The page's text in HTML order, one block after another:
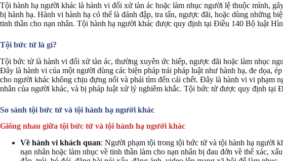
Tội hành hạ người khác là hành vi đối xử tàn ác hoặc làm nhục người lệ thuộc mình,
bị hành hạ. Hành vi hành hạ có thể là đánh đập, tra tấn, ngược đãi, hoặc dùng những
tinh thần cho nạn nhân. Tội hành hạ người khác được quy định tại Điều 140 Bộ luật
Tội bức tử là gì?
Tội bức tử là hành vi đối xử tàn ác, thường xuyên ức hiếp, ngược đãi hoặc làm nhục
Đây là hành vi của một người dùng các biện pháp trái pháp luật như hành hạ, đe dọa,
cho người khác không chịu đựng nổi và phải tìm đến cái chết. Đây là hành vi vi phạm
nhân của người khác, và bị pháp luật xử lý nghiêm khắc. Tội bức tử được quy định tại
So sánh tội bức tử và tội hành hạ người khác
Giống nhau giữa tội bức tử và tội hành hạ người khác
Về hành vi khách quan: Người phạm tội trong tội bức tử và tội hành hạ người
nạn nhân hoặc làm nhục về tinh thần làm cho nạn nhân bị đau đớn về thể xác,